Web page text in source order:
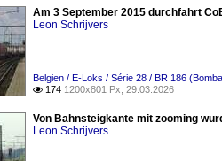
Am 3 September 2015 durchfahrt
Leon Schrijvers
Belgien / E-Loks / Série 28 / BR 186
 174 1200x801 Px, 29.03.2026
Von Bahnsteigkante mit zooming
Leon Schrijvers